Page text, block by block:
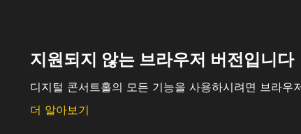
지원되지 않는 브라우저 버전입니다
디지털 콘서트홀의 모든 기능을 사용하시려면 브라우
더 알아보기